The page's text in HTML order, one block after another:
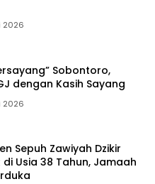
2026
Sobontoro,
dengan Kasih Sayang
2026
Sepuh Zawiyah Dzikir
di Usia 38 Tahun, Jamaah